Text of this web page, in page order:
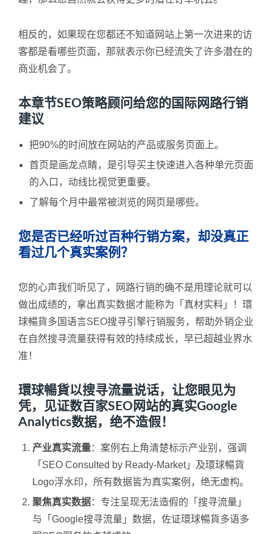
相反的，如果现在您都还不知道网站上第一次进来的访
客都是看哪些页面，那就表示你已经流失了许多潜在的
商业机会了。
本章节SEO策略顾问给您的国际网路行销
建议
把90%的时间放在网站的产品或服务页面上。
首页是画龙点睛，是引导买主快速进入各种单元页面
的入口，动线比视觉更重要。
了解每个月中最常被浏览的网页是哪些。
您是否已经听过百种行销方案，却没真正
看过几个真实案例？
您的心声我们听见了，网路行销的确不是用理论就可以
做出成绩的，拿出真实数据才能称为「真材实料」！環
球暢貨多国语言SEO搜寻引擎行销服务，帮助外销企业
在自然搜寻流量获得有效的持续成长，早已超越业界水
准！
環球暢貨以搜寻流量说话，让您眼见为
凭，见证数百家SEO网站的真实Google
Analytics数据，绝不造假！
产业真实流量：案例右上角清楚标示产业别，强调
「SEO Consulted by Ready-Market」及環球暢貨
Logo浮水印，所有数据皆为真实案例，绝无虚构。
聚焦真实数据：专注呈现无法造假的「搜寻流量」
与「Google搜寻流量」数据，佐证環球暢貨多语多